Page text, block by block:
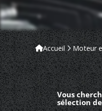
Accueil Moteur
Vous
sélection